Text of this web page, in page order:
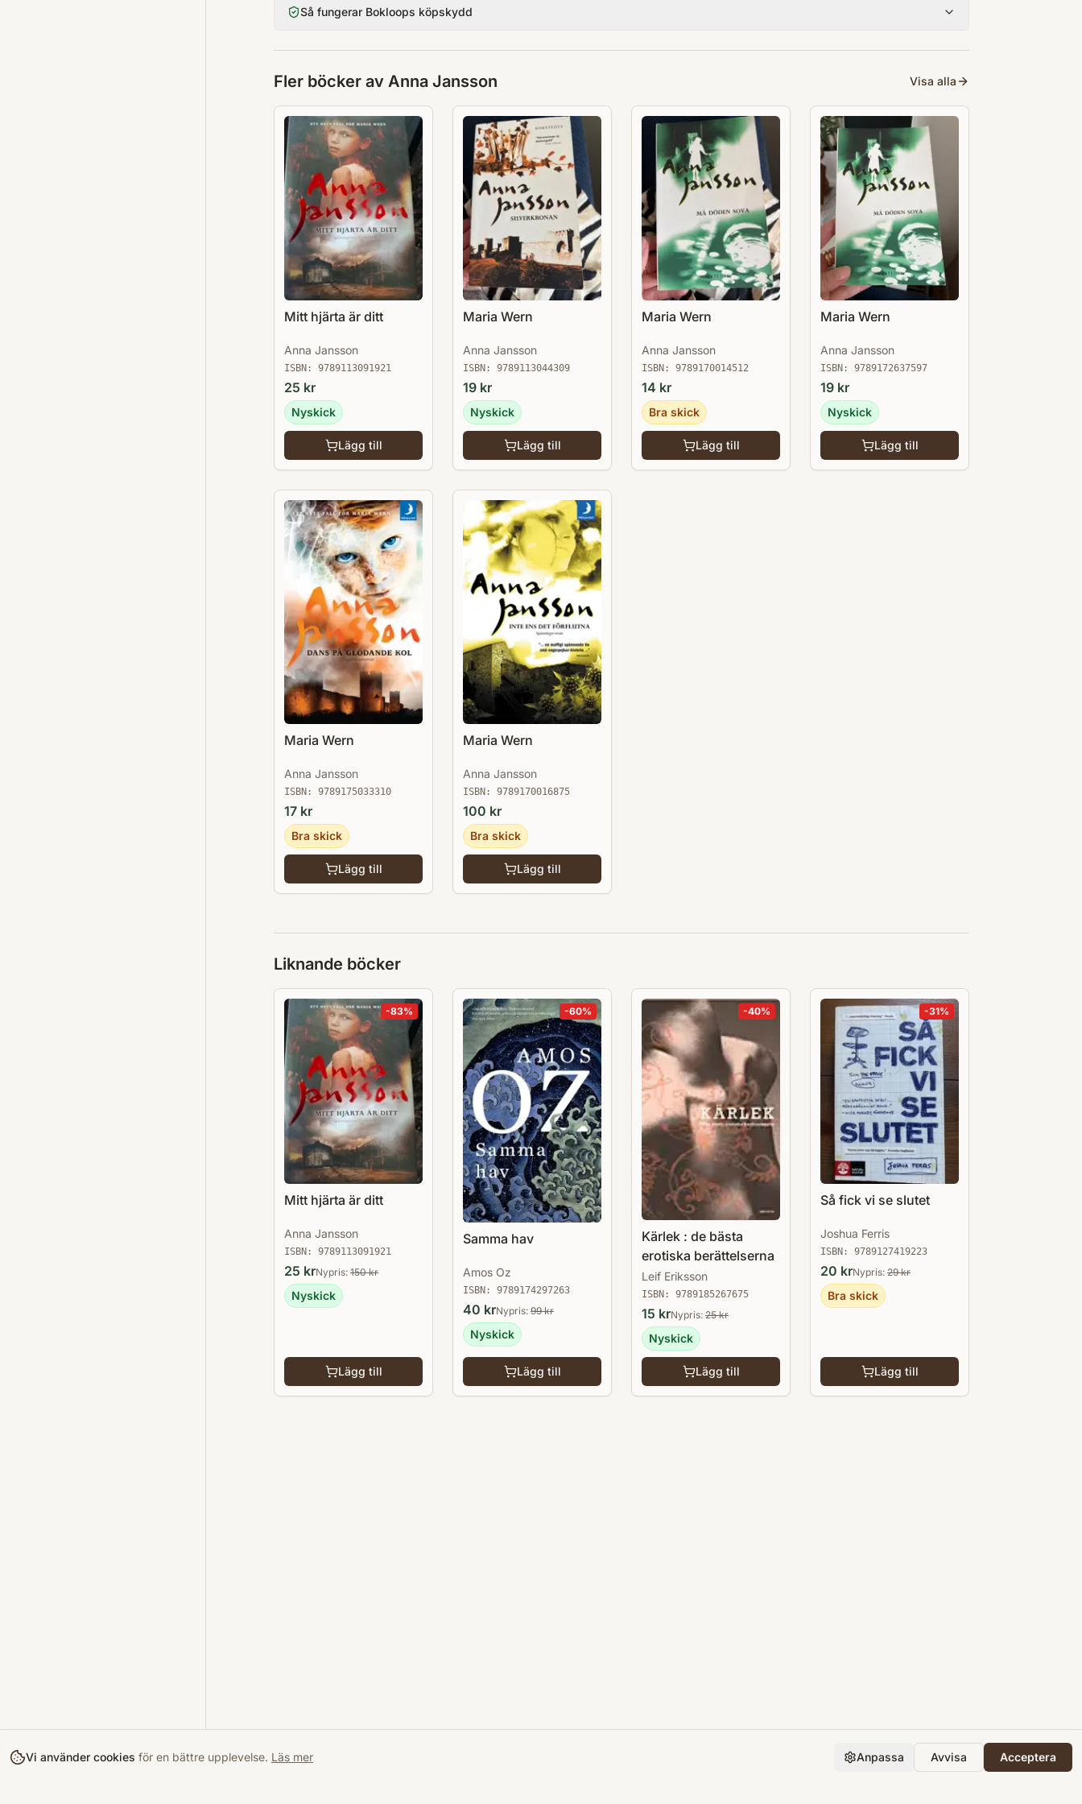
Så fungerar Bokloops köpskydd
Fler böcker av Anna Jansson Visa alla
Mitt hjärta är ditt
Anna Jansson
ISBN: 9789113091921
25 kr
Nyskick
Lägg till
Maria Wern
Anna Jansson
ISBN: 9789113044309
19 kr
Nyskick
Lägg till
Maria Wern
Anna Jansson
ISBN: 9789170014512
14 kr
Bra skick
Lägg till
Maria Wern
Anna Jansson
ISBN: 9789172637597
19 kr
Nyskick
Lägg till
Maria Wern
Anna Jansson
ISBN: 9789175033310
17 kr
Bra skick
Lägg till
Maria Wern
Anna Jansson
ISBN: 9789170016875
100 kr
Bra skick
Lägg till
Liknande böcker
-83%
Mitt hjärta är ditt
Anna Jansson
ISBN: 9789113091921
25 krNypris: 150kr
Nyskick
Lägg till
-60%
Samma hav
Amos Oz
ISBN: 9789174297263
40 krNypris: 99kr
Nyskick
Lägg till
-40%
Kärlek : de bästa
erotiska berättelserna
Leif Eriksson
ISBN: 9789185267675
15 krNypris: 25kr
Nyskick
Lägg till
-31%
Så fick vi se slutet
Joshua Ferris
ISBN: 9789127419223
20 krNypris: 29kr
Bra skick
Lägg till
Vi använder cookies för en bättre upplevelse. Läs mer Anpassa Avvisa Acceptera